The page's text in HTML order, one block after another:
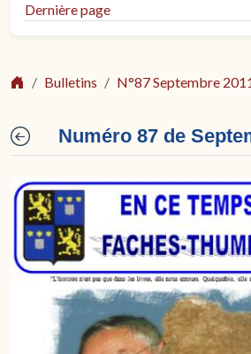
Dernière page
Bulletins N°87 Septembre
Numéro 87 de